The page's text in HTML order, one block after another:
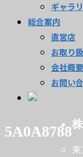
ギャラ
総合案内
直営店
お取り
会社概要
お問い
5A0A8788